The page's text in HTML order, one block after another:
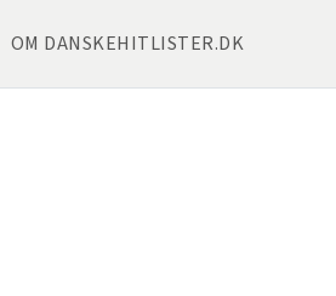
OM DANSKEHITLISTER.DK